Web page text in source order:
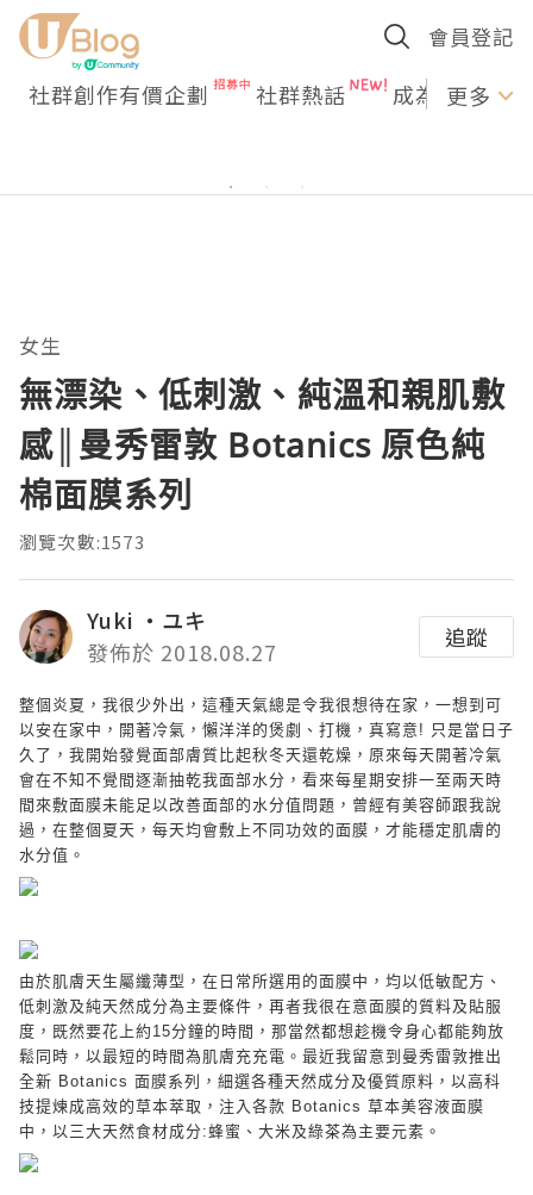
會員登記
社群創作有價企劃 社群熱話 成為U更多
女生
無漂染、低刺激、純溫和親肌敷
感║曼秀雷敦 Botanics 原色純
棉面膜系列
瀏覽次數:1573
Yuki ‧ユキ
發佈於 2018.08.27
追蹤
整個炎夏，我很少外出，這種天氣總是令我很想待在家，一想到可
以安在家中，開著冷氣，懶洋洋的煲劇、打機，真寫意 ! 只是當日子
久了，我開始發覺面部膚質比起秋冬天還乾燥，原來每天開著冷氣
會在不知不覺間逐漸抽乾我面部水分，看來每星期安排一至兩天時
間來敷面膜未能足以改善面部的水分值問題，曾經有美容師跟我說
過，在整個夏天，每天均會敷上不同功效的面膜，才能穩定肌膚的
水分值。
由於肌膚天生屬纖薄型，在日常所選用的面膜中，均以低敏配方、
低刺激及純天然成分為主要條件，再者我很在意面膜的質料及貼服
度，既然要花上約 15分鐘的時間，那當然都想趁機令身心都能夠放
鬆同時，以最短的時間為肌膚充充電。最近我留意到曼秀雷敦推出
全新 Botanics 面膜系列，細選各種天然成分及優質原料，以高科
技提煉成高效的草本萃取，注入各款 Botanics 草本美容液面膜
中，以三大天然食材成分: 蜂蜜、大米及綠茶為主要元素。